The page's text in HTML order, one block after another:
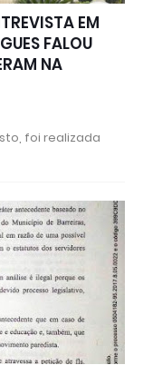
EM
FALOU
NA
foi realizada